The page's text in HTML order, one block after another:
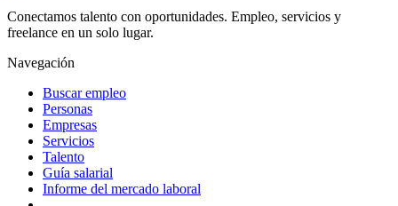
Conectamos talento con oportunidades. Empleo, servicios y
freelance en un solo lugar.
Navegación
Buscar empleo
Personas
Empresas
Servicios
Talento
Guía salarial
Informe del mercado laboral